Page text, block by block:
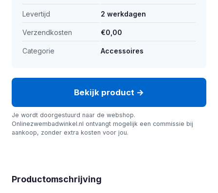
Levertijd 2 werkdagen
Verzendkosten €0,00
Categorie Accessoires
Bekijk product →
Je wordt doorgestuurd naar de webshop.
Onlinezwembadwinkel.nl ontvangt mogelijk een commissie bij
aankoop, zonder extra kosten voor jou.
Productomschrijving